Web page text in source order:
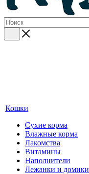
Кошки
Сухие корма
Влажные корма
Лакомства
Витамины
Наполнители
Лежанки и домики